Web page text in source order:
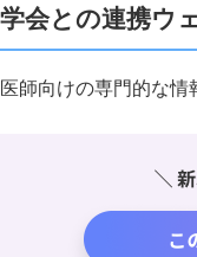
学会との連携ウ
医師向けの専門的な